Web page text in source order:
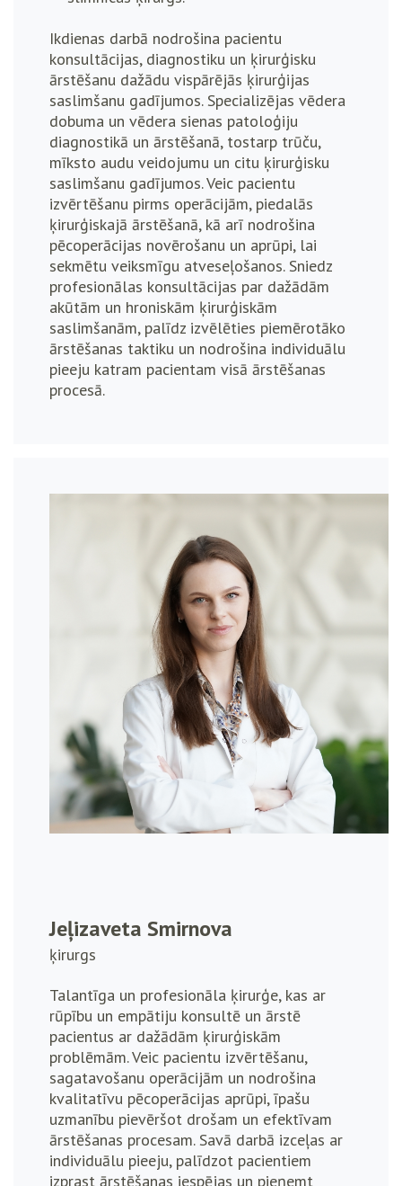
Ikdienas darbā nodrošina pacientu
konsultācijas, diagnostiku un ķirurģisku
ārstēšanu dažādu vispārējās ķirurģijas
saslimšanu gadījumos. Specializējas vēdera
dobuma un vēdera sienas patoloģiju
diagnostikā un ārstēšanā, tostarp trūču,
mīksto audu veidojumu un citu ķirurģisku
saslimšanu gadījumos. Veic pacientu
izvērtēšanu pirms operācijām, piedalās
ķirurģiskajā ārstēšanā, kā arī nodrošina
pēcoperācijas novērošanu un aprūpi, lai
sekmētu veiksmīgu atveseļošanos. Sniedz
profesionālas konsultācijas par dažādām
akūtām un hroniskām ķirurģiskām
saslimšanām, palīdz izvēlēties piemērotāko
ārstēšanas taktiku un nodrošina individuālu
pieeju katram pacientam visā ārstēšanas
procesā.
Jeļizaveta Smirnova
ķirurgs
Talantīga un profesionāla ķirurģe, kas ar
rūpību un empātiju konsultē un ārstē
pacientus ar dažādām ķirurģiskām
problēmām. Veic pacientu izvērtēšanu,
sagatavošanu operācijām un nodrošina
kvalitatīvu pēcoperācijas aprūpi, īpašu
uzmanību pievēršot drošam un efektīvam
ārstēšanas procesam. Savā darbā izceļas ar
individuālu pieeju, palīdzot pacientiem
izprast ārstēšanas iespējas un pieņemt